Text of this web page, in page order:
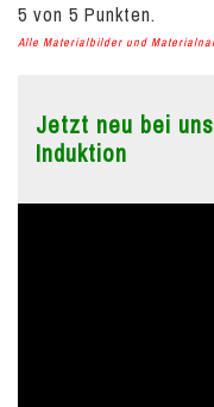
5 von 5 Punkten.
Alle Materialbilder und
Jetzt neu bei
Induktion